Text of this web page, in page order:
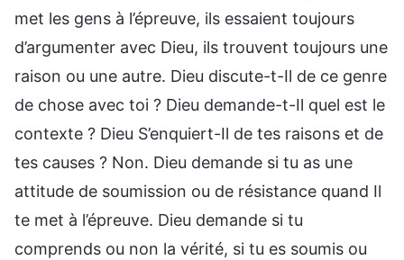
met les gens à l’épreuve, ils essaient toujours
d’argumenter avec Dieu, ils trouvent toujours une
raison ou une autre. Dieu discute-t-Il de ce genre
de chose avec toi ? Dieu demande-t-Il quel est le
contexte ? Dieu S’enquiert-Il de tes raisons et de
tes causes ? Non. Dieu demande si tu as une
attitude de soumission ou de résistance quand Il
te met à l’épreuve. Dieu demande si tu
comprends ou non la vérité, si tu es soumis ou